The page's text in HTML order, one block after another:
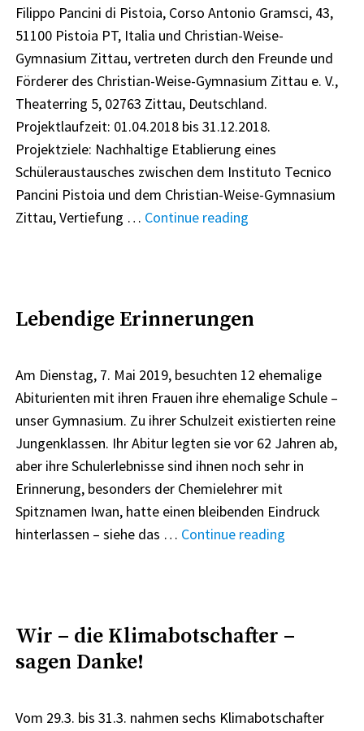
Filippo Pancini di Pistoia, Corso Antonio Gramsci, 43,
51100 Pistoia PT, Italia und Christian-Weise-
Gymnasium Zittau, vertreten durch den Freunde und
Förderer des Christian-Weise-Gymnasium Zittau e. V.,
Theaterring 5, 02763 Zittau, Deutschland.
Projektlaufzeit: 01.04.2018 bis 31.12.2018.
Projektziele: Nachhaltige Etablierung eines
Schüleraustausches zwischen dem Instituto Tecnico
Pancini Pistoia und dem Christian-Weise-Gymnasium
Zittau, Vertiefung … Continue reading
der
zwischen
den
Städten
Pistoia
(Republik
Italien)
und
Zittau
Lebendige Erinnerungen
Am Dienstag, 7. Mai 2019, besuchten 12 ehemalige
Abiturienten mit ihren Frauen ihre ehemalige Schule –
unser Gymnasium. Zu ihrer Schulzeit existierten reine
Jungenklassen. Ihr Abitur legten sie vor 62 Jahren ab,
aber ihre Schulerlebnisse sind ihnen noch sehr in
Erinnerung, besonders der Chemielehrer mit
Spitznamen Iwan, hatte einen bleibenden Eindruck
hinterlassen – siehe das … Continue reading
Wir – die Klimabotschafter –
sagen Danke!
Vom 29.3. bis 31.3. nahmen sechs Klimabotschafter